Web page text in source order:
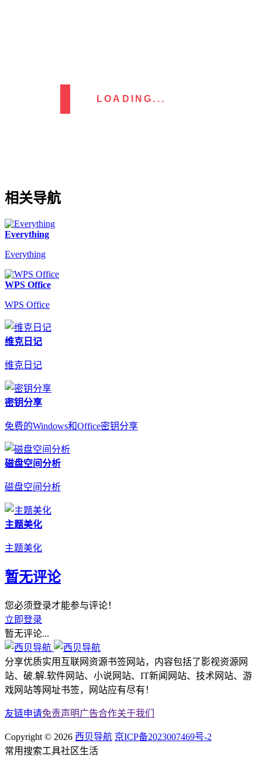
LOADING...
相关导航
Everything
Everything
WPS Office
WPS Office
维克日记
维克日记
密钥分享
免费的Windows和Office密钥分享
磁盘空间分析
磁盘空间分析
主题美化
主题美化
暂无评论
您必须登录才能参与评论！
立即登录
暂无评论...
分享优质实用互联网资源书签网站，内容包括了影视资源网
站、破.解.软件网站、小说网站、IT新闻网站、技术网站、游
戏网站等网址书签，网站应有尽有！
友链申请免责声明广告合作关于我们
Copyright © 2026 西贝导航 京ICP备2023007469号-2
常用搜索工具社区生活